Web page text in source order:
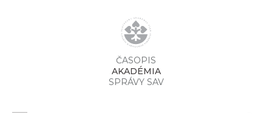
ČASOPIS
AKADÉMIA
SPRÁVY SAV